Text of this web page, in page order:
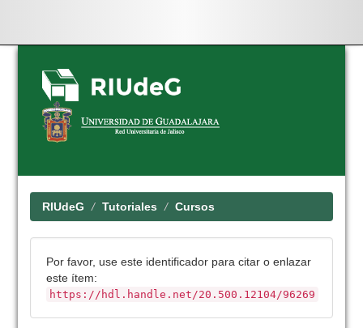
Skip
navigation
RIUdeG Tutoriales Cursos
Por favor, use este identificador para citar o enlazar
este ítem:
https://hdl.handle.net/20.500.12104/96269